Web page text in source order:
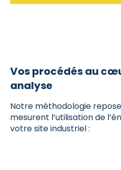
Vos procédés au
analyse
Notre méthodologie
mesurent l’utilisation de
votre site industriel :